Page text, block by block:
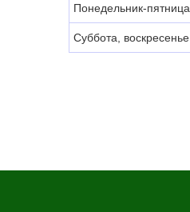
Понедельник-пятница
Суббота, воскресенье